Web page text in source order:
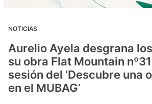
NOTICIAS
Aurelio Ayela desgrana
su obra Flat Mountain
sesión del ‘Descubre una
en el MUBAG’